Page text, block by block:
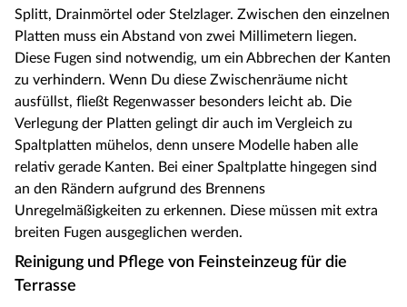
Splitt, Drainmörtel oder Stelzlager. Zwischen den einzelnen
Platten muss ein Abstand von zwei Millimetern liegen.
Diese Fugen sind notwendig, um ein Abbrechen der Kanten
zu verhindern. Wenn Du diese Zwischenräume nicht
ausfüllst, fließt Regenwasser besonders leicht ab. Die
Verlegung der Platten gelingt dir auch im Vergleich zu
Spaltplatten mühelos, denn unsere Modelle haben alle
relativ gerade Kanten. Bei einer Spaltplatte hingegen sind
an den Rändern aufgrund des Brennens
Unregelmäßigkeiten zu erkennen. Diese müssen mit extra
breiten Fugen ausgeglichen werden.
Reinigung und Pflege von Feinsteinzeug für die
Terrasse